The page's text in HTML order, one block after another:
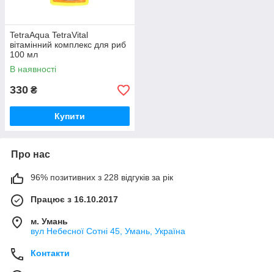
TetraAqua TetraVital
вітамінний комплекс для риб
100 мл
В наявності
330 ₴
Купити
Про нас
96% позитивних з 228 відгуків за рік
Працює з 16.10.2017
м. Умань
вул Небесної Сотні 45, Умань, Україна
Контакти